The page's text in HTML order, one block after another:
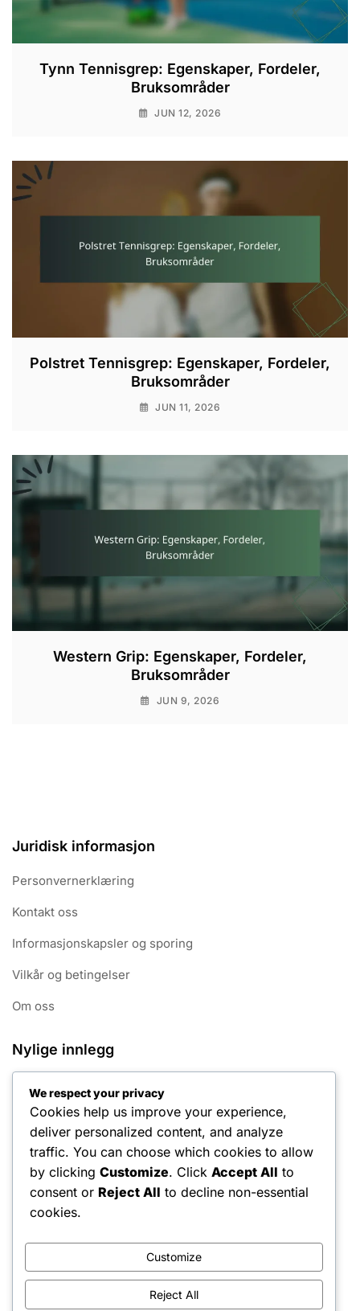
Tynn Tennisgrep: Egenskaper, Fordeler,
Bruksområder
JUN 12, 2026
Polstret Tennisgrep: Egenskaper, Fordeler,
Bruksområder
JUN 11, 2026
Western Grip: Egenskaper, Fordeler,
Bruksområder
JUN 9, 2026
Juridisk informasjon
Personvernerklæring
Kontakt oss
Informasjonskapsler og sporing
Vilkår og betingelser
Om oss
Nylige innlegg
bruksområder
Redusert skaderisiko: Innvirkning på ytelse,
spilleropplevelse, ferdighetsnivå
Grip Holdbarhet: Innvirkning på ytelse, Spilleropplevelse,
Ferdighetsnivå
Tynn Tennisgrep: Egenskaper, Fordeler, Bruksområder
We respect your privacy
Cookies help us improve your experience,
deliver personalized content, and analyze
traffic. You can choose which cookies to allow
by clicking Customize. Click Accept All to
consent or Reject All to decline non-essential
cookies.
Customize
Reject All